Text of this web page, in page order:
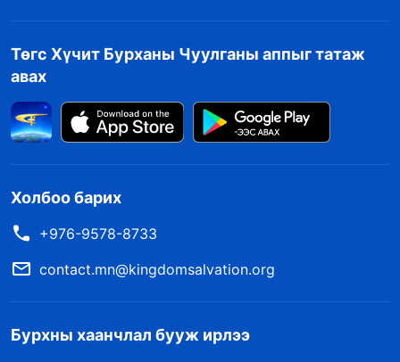
Төгс Хүчит Бурханы Чуулганы аппыг татаж
авах
Холбоо барих
+976-9578-8733
contact.mn@kingdomsalvation.org
Бурхны хаанчлал бууж ирлээ